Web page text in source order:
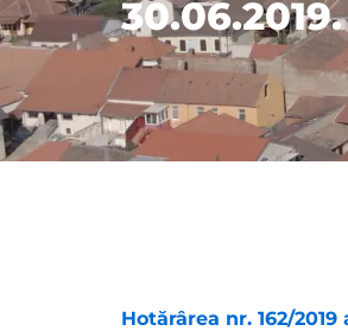
30.06.2019.
Hotărârea nr. 162/